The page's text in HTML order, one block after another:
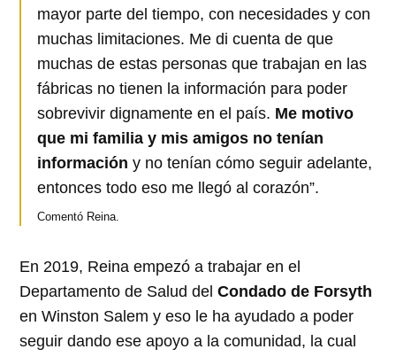
mayor parte del tiempo, con necesidades y con
muchas limitaciones. Me di cuenta de que
muchas de estas personas que trabajan en las
fábricas no tienen la información para poder
sobrevivir dignamente en el país. Me motivo
que mi familia y mis amigos no tenían
información y no tenían cómo seguir adelante,
entonces todo eso me llegó al corazón”.
Comentó Reina.
En 2019, Reina empezó a trabajar en el
Departamento de Salud delCondado de Forsyth
en Winston Salem y eso le ha ayudado a poder
seguir dando ese apoyo a la comunidad, la cual